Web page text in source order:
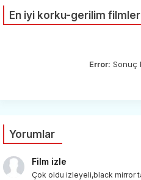
En iyi korku-gerilim
Error: Sonuç
Yorumlar
Film izle
Çok oldu izleyeli,black mirror